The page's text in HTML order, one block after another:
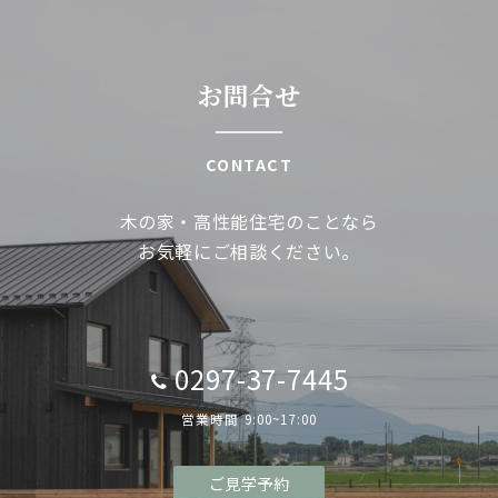
お問合せ
CONTACT
木の家・高性能住宅のことなら
お気軽にご相談ください。
0297-37-7445
営業時間 9:00~17:00
ご見学予約